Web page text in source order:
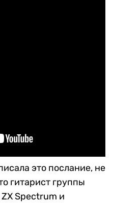
это послание, не
гитарист группы
ZX Spectrum и